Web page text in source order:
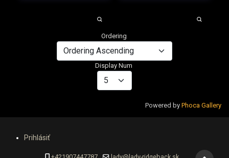
Ordering
Display Num
Powered by Phoca Gallery
Prihlásiť